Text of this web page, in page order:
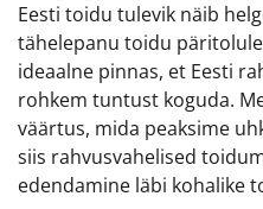
Eesti toidu tulevik näib
tähelepanu toidu
ideaalne pinnas, et Eesti
rohkem tuntust koguda.
väärtus, mida peaksime
siis rahvusvahelised
edendamine läbi kohalike